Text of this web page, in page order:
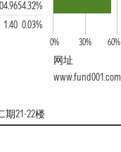
54.32%
1.40 0.03%
0% 30% 60%
网址
www.fund001.com
21-22楼